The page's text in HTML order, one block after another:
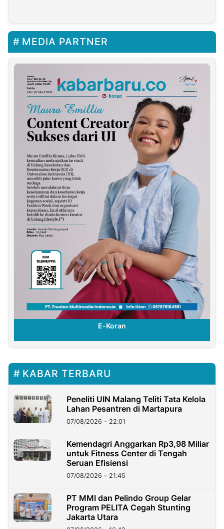
MEDIA PARTNER
E-Koran
KABAR TERBARU
Peneliti UIN Malang Teliti Tata Kelola
Lahan Pesantren di Martapura
07/08/2026 - 22:01
Kemendagri Anggarkan Rp3,98 Miliar
untuk Fitness Center di Tengah
Seruan Efisiensi
07/08/2026 - 21:45
PT MMI dan Pelindo Group Gelar
Program PELITA Cegah Stunting
Jakarta Utara